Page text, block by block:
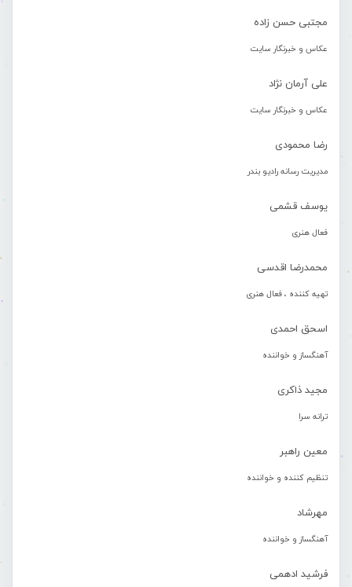
مجتبی حسن زاده
عکاس و خبرنگار سایت
علی آرمان نژاد
عکاس و خبرنگار سایت
رضا محمودی
مدیریت رسانه رادیو بندر
یوسف قشمی
فعال هنری
محمدرضا اقدسی
تهیه کننده ، فعال هنری
اسحق احمدی
آهنگساز و خواننده
مجید ذاکری
ترانه سرا
معین راهبر
تنظیم کننده و خواننده
مهرشاد
آهنگساز و خواننده
فرشید ادهمی